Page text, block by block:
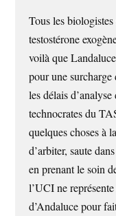
Tous les
testostérone
voilà que
pour une surcharge
les délais
technocrates du
quelques choses à
d’arbiter, saute
en prenant le soin
l’UCI ne
d’Andaluce pour